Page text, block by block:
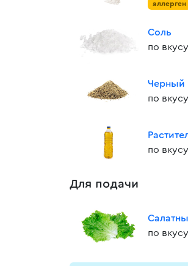
аллерген
Соль
по вкусу
Черный
по вкусу
по вкусу
Для подачи
по вкусу